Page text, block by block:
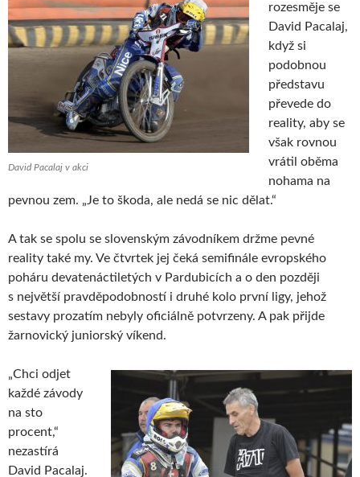
David Pacalaj v akci
rozesměje se
David Pacalaj,
když si
podobnou
představu
převede do
reality, aby se
však rovnou
vrátil oběma
nohama na
pevnou zem. „Je to škoda, ale nedá se nic dělat.“
A tak se spolu se slovenským závodníkem držme pevné
reality také my. Ve čtvrtek jej čeká semifinále evropského
poháru devatenáctiletých v Pardubicích a o den později
s největší pravděpodobností i druhé kolo první ligy, jehož
sestavy prozatím nebyly oficiálně potvrzeny. A pak přijde
žarnovický juniorský víkend.
„Chci odjet
každé závody
na sto
procent,“
nezastírá
David Pacalaj.